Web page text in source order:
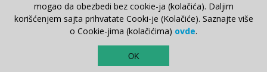
turiram i da se sto bolje spremim za start
iznenadne trke. I sta se dogadja? Pali se zuto i
krecemo silovito. Stis'o ja do "panja" ali ide kec
i sve po malo ispred mene. Druga brzina opet
mogao da obezbedi bez cookie-ja (kolačića). Daljim
korišćenjem sajta prihvatate Cooki-je (Kolačiće). Saznajte više
o Cookie-jima (kolačićima) ovde.
OK